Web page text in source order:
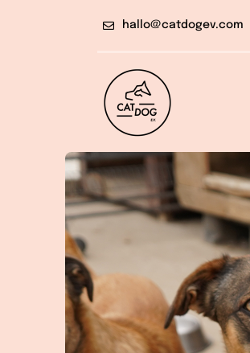
hallo@catdogev.com